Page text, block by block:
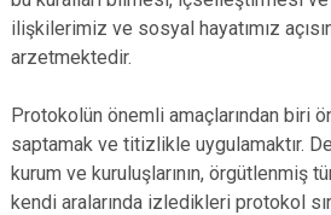
ilişkilerimiz ve sosyal hayatımız
arzetmektedir.
Protokolün önemli amaçlarından biri
saptamak ve titizlikle uygulamaktır.
kurum ve kuruluşlarının, örgütlenmiş
kendi aralarında izledikleri protokol